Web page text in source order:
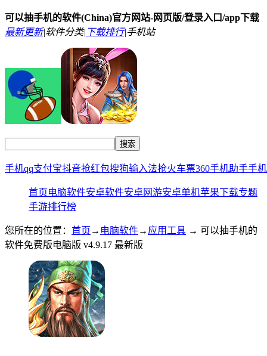
可以抽手机的软件(China)官方网站-网页版/登录入口/app下载
最新更新|软件分类| 下载排行|手机站
手机qq支付宝抖音抢红包搜狗输入法抢火车票360手机助手手
首页电脑软件安卓软件安卓网游安卓单机苹果下载专题
手游排行榜
您所在的位置： 首页 → 电脑软件→ 应用工具 → 可以抽手机的
软件免费版电脑版 v4.9.17 最新版